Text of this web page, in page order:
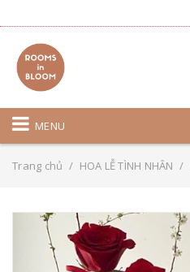
MENU
Trang chủ / HOA LỄ TÌNH NHÂN /